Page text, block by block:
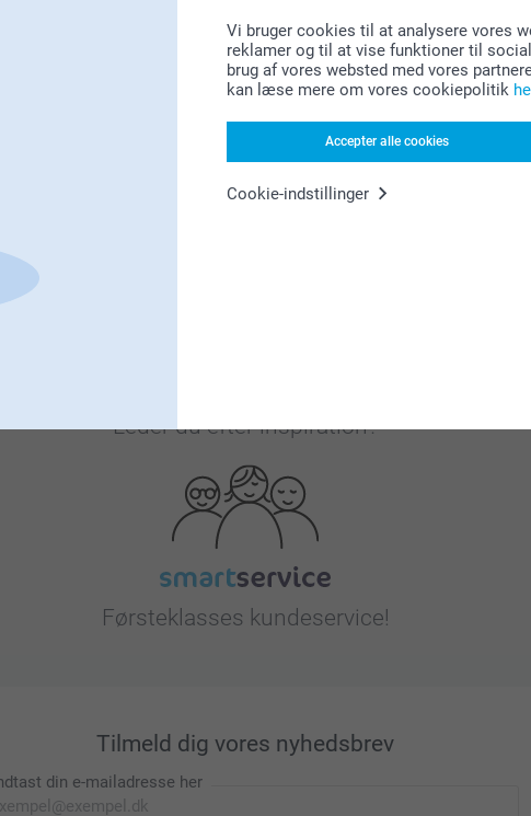
Vi bruger cookies til at analysere vores
reklamer og til at vise funktioner til
brug af vores websted med vores
kan læse mere om vores cookiepolitik
Accepter alle cookies
Cookie-indstillinger
Tilfreds kunde garanti
Leder du efter inspiration?
Førsteklasses kundeservice!
Tilmeld dig vores nyhedsbrev
din e-mailadresse her